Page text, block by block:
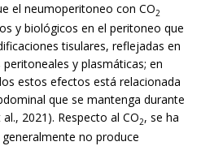
el neumoperitoneo con CO2
y biológicos en el peritoneo que
tisulares, reflejadas en
y plasmáticas; en
estos efectos está relacionada
que se mantenga durante
2021). Respecto al CO2, se ha
no produce